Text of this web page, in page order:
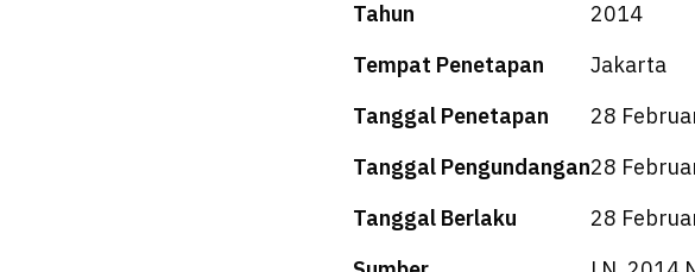
Tahun
2014
Tempat Penetapan
Jakarta
Tanggal Penetapan
28
Tanggal Pengundangan28
Tanggal Berlaku
28